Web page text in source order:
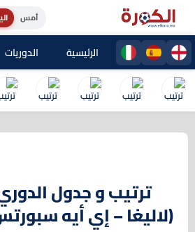
أمس
الرئيسية الدوريات
ترتيب و جدول
(لاليغا – إي أيه سبورتس) 2025-